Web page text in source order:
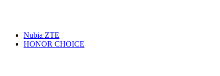
Nubia ZTE
HONOR CHOICE